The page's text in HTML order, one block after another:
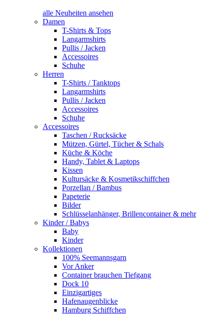
alle Neuheiten ansehen
Damen
T-Shirts & Tops
Langarmshirts
Pullis / Jacken
Accessoires
Schuhe
Herren
T-Shirts / Tanktops
Langarmshirts
Pullis / Jacken
Accessoires
Schuhe
Accessoires
Taschen / Rucksäcke
Mützen, Gürtel, Tücher & Schals
Küche & Köche
Handy, Tablet & Laptops
Kissen
Kultursäcke & Kosmetikschiffchen
Porzellan / Bambus
Papeterie
Bilder
Schlüsselanhänger, Brillencontainer & mehr
Kinder / Babys
Baby
Kinder
Kollektionen
100% Seemannsgarn
Vor Anker
Container brauchen Tiefgang
Dock 10
Einzigartiges
Hafenaugen­blicke
Hamburg Schiffchen